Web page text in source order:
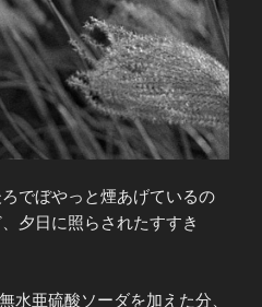
でぼやっと煙あげているの
夕日に照らされたすすき
水亜硫酸ソーダを加えた分、